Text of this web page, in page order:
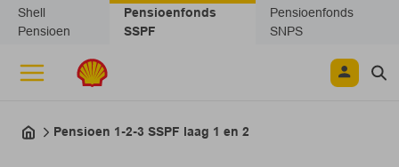
Navigatie overslaan
Shell
Pensioen
Pensioenfonds
SSPF
Pensioenfonds
SNPS
Pensioen 1-2-3 SSPF laag 1 en 2